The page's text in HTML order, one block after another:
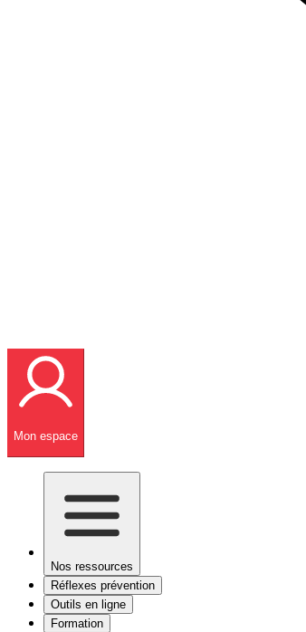
Mon espace
Nos ressources
Réflexes prévention
Outils en ligne
Formation